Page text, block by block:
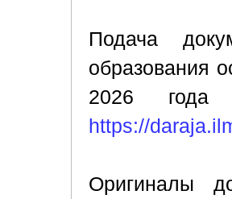
Подача
образования
2026 года
https://
Оригиналы